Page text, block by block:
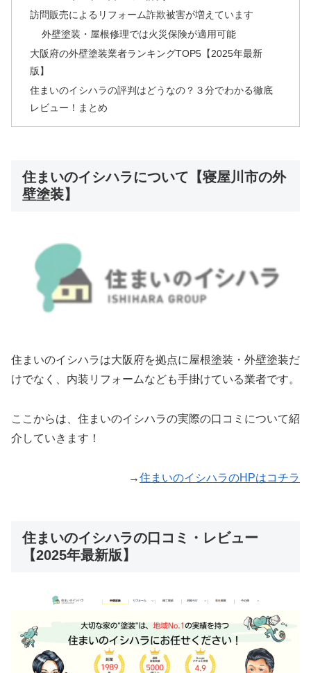
訪問販売によるリフォーム詐欺被害が増えています
外壁塗装・屋根修理では火災保険が適用可能
大阪府の外壁塗装業者ランキングTOP5【2025年最新
版】
住まいのイシハラの評判はどうなの？３分でわかる徹底
レビュー！まとめ
住まいのイシハラについて【寝屋川市の外
壁塗装】
住まいのイシハラは大阪府を拠点に屋根塗装・外壁塗装だ
けでなく、内装リフォームなども手掛けている業者です。
ここからは、住まいのイシハラの実際の口コミについて紹
介していきます！
→住まいのイシハラのHPはコチラ
住まいのイシハラの口コミ・レビュー
【2025年最新版】